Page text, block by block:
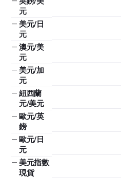
元
— 美元/日
元
— 澳元/美
元
— 美元/加
元
— 紐西蘭
元/美元
— 歐元/英
鎊
— 歐元/日
元
— 美元指數
現貨